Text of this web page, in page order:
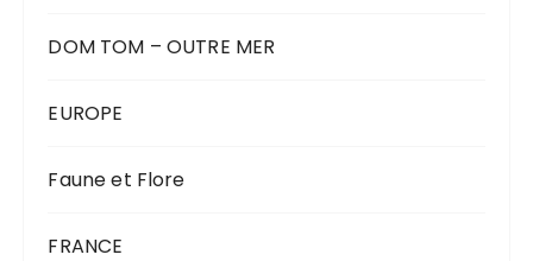
DOM TOM – OUTRE MER
EUROPE
Faune et Flore
FRANCE